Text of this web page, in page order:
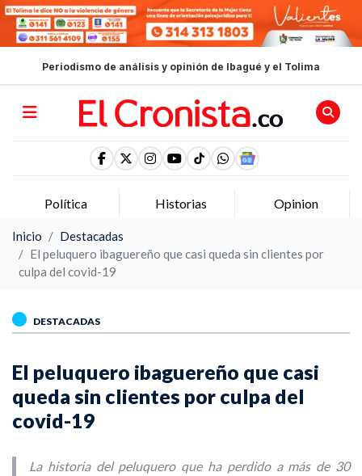
Periodismo de análisis y opinión de Ibagué y el Tolima
Política Historias Opinion
Inicio
Destacadas
El peluquero ibaguereño que casi queda sin clientes por
culpa del covid-19
DESTACADAS
El peluquero ibaguereño que casi
queda sin clientes por culpa del
covid-19
La historia del peluquero que ha perdido a más de 30